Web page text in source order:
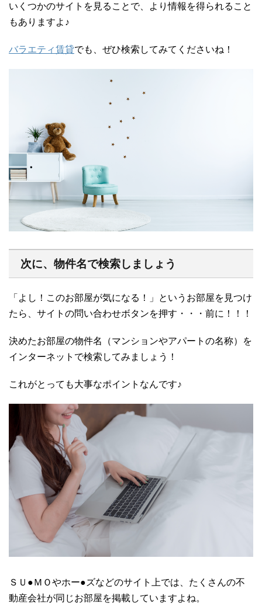
いくつかのサイトを見ることで、より情報を得られること
もありますよ♪
バラエティ賃貸でも、ぜひ検索してみてくださいね！
次に、物件名で検索しましょう
「よし！このお部屋が気になる！」というお部屋を見つけ
たら、サイトの問い合わせボタンを押す・・・前に！！！
決めたお部屋の物件名（マンションやアパートの名称）を
インターネットで検索してみましょう！
これがとっても大事なポイントなんです♪
ＳＵ●ＭＯやホー●ズなどのサイト上では、たくさんの不
動産会社が同じお部屋を掲載していますよね。